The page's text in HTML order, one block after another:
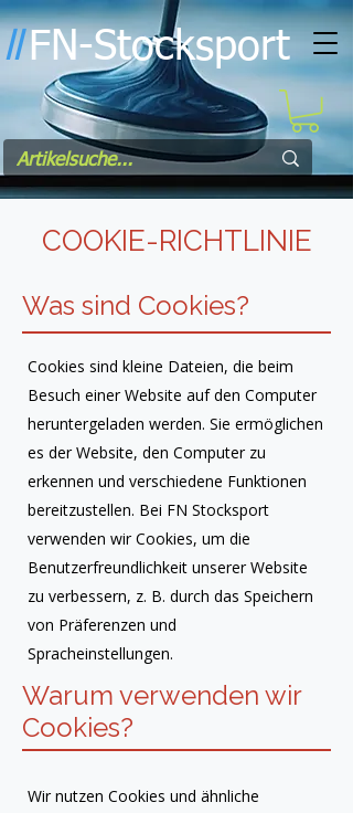
ll FN-Stocksport
COOKIE-RICHTLINIE
Was sind Cookies?
Cookies sind kleine Dateien, die beim
Besuch einer Website auf den Computer
heruntergeladen werden. Sie ermöglichen
es der Website, den Computer zu
erkennen und verschiedene Funktionen
bereitzustellen. Bei FN Stocksport
verwenden wir Cookies, um die
Benutzerfreundlichkeit unserer Website
zu verbessern, z. B. durch das Speichern
von Präferenzen und
Spracheinstellungen.
Warum verwenden wir
Cookies?
Wir nutzen Cookies und ähnliche